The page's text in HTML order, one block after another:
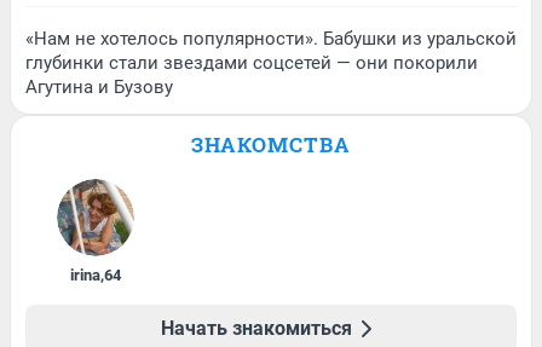
«Нам не хотелось популярности». Бабушки из уральской
глубинки стали звездами соцсетей — они покорили
Агутина и Бузову
ЗНАКОМСТВА
irina,64
Начать знакомиться